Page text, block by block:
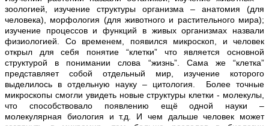
зоологией, изучение структуры организма – анатомия (для
человека), морфология (для животного и растительного мира);
изучение процессов и функций в живых организмах назвали
физиологией. Со временем, появился микроскоп, и человек
открыл для себя понятие “клетки” что является основной
структурой в понимании слова “жизнь”. Сама же “клетка”
представляет собой отдельный мир, изучение которого
выделилось в отдельную науку – цитология. Более точные
микроскопы смогли увидеть новые структуры клетки - молекулы,
что способствовало появлению ещё одной науки –
молекулярная биология и т.д. И чем дальше человек может